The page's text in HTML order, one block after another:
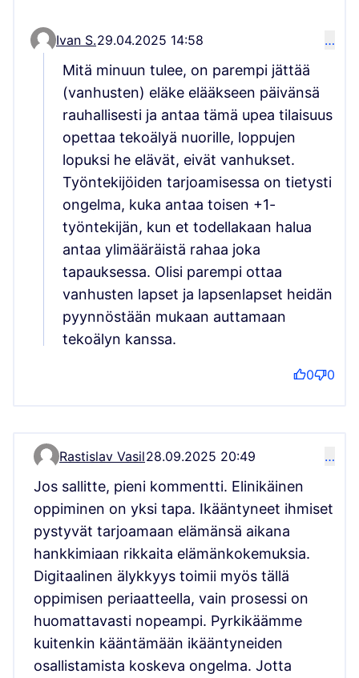
Kommentti 5908 (vastauksena kommenttiin
Ivan S.29.04.2025 14:58 …
Mitä minuun tulee, on parempi jättää
(vanhusten) eläke elääkseen päivänsä
rauhallisesti ja antaa tämä upea tilaisuus
opettaa tekoälyä nuorille, loppujen
lopuksi he elävät, eivät vanhukset.
Työntekijöiden tarjoamisessa on tietysti
ongelma, kuka antaa toisen +1-
työntekijän, kun et todellakaan halua
antaa ylimääräistä rahaa joka
tapauksessa. Olisi parempi ottaa
vanhusten lapset ja lapsenlapset heidän
pyynnöstään mukaan auttamaan
tekoälyn kanssa.
0 0
Kommentti 15874
Rastislav Vasil28.09.2025 20:49 …
Jos sallitte, pieni kommentti. Elinikäinen
oppiminen on yksi tapa. Ikääntyneet ihmiset
pystyvät tarjoamaan elämänsä aikana
hankkimiaan rikkaita elämänkokemuksia.
Digitaalinen älykkyys toimii myös tällä
oppimisen periaatteella, vain prosessi on
huomattavasti nopeampi. Pyrkikäämme
kuitenkin kääntämään ikääntyneiden
osallistamista koskeva ongelma. Jotta